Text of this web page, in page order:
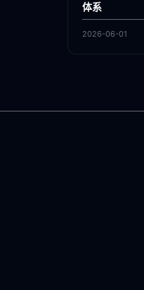
体系
2026-06-01